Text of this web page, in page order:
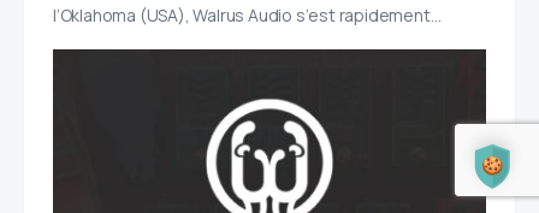
l’Oklahoma (USA), Walrus Audio s’est rapidement…